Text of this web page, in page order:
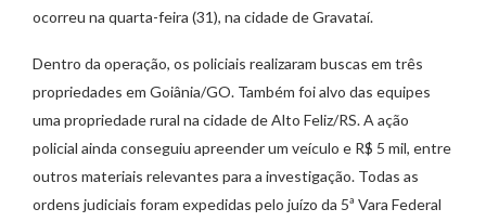
ocorreu na quarta-feira (31), na cidade de Gravataí.
Dentro da operação, os policiais realizaram buscas em três
propriedades em Goiânia/GO. Também foi alvo das equipes
uma propriedade rural na cidade de Alto Feliz/RS. A ação
policial ainda conseguiu apreender um veículo e R$ 5 mil, entre
outros materiais relevantes para a investigação. Todas as
ordens judiciais foram expedidas pelo juízo da 5ª Vara Federal